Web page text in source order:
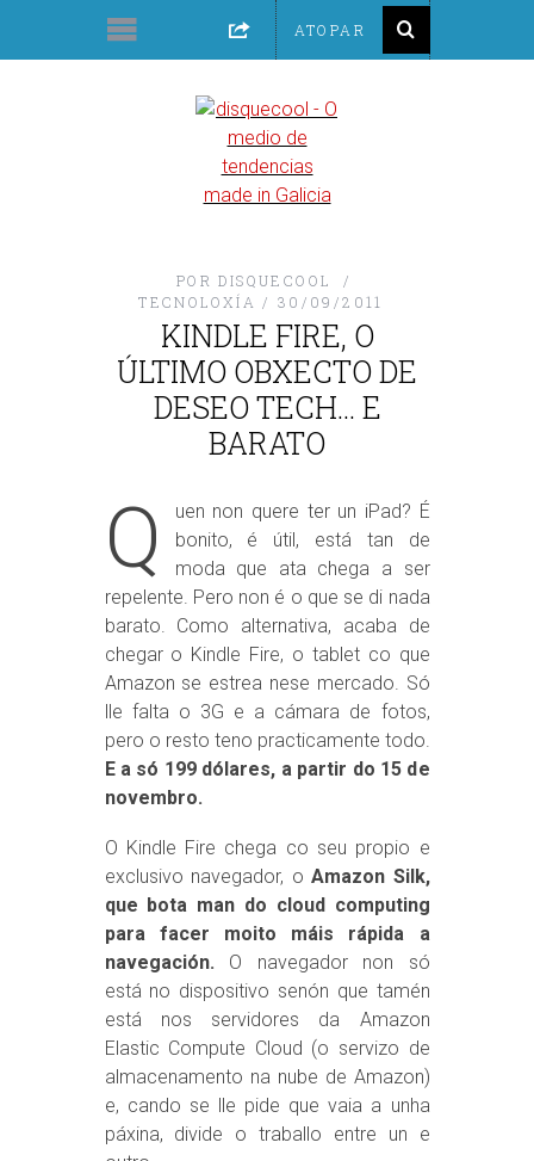
POR DISQUECOOL
TECNOLOXÍA
30/09/2011
KINDLE FIRE, O
ÚLTIMO OBXECTO DE
DESEO TECH… E
BARATO
Q
uen non quere ter un iPad? É
bonito, é útil, está tan de
moda que ata chega a ser
repelente. Pero non é o que se di nada
barato. Como alternativa, acaba de
chegar o Kindle Fire, o tablet co que
Amazon se estrea nese mercado. Só
lle falta o 3G e a cámara de fotos,
pero o resto teno practicamente todo.
E a só 199 dólares, a partir do 15 de
novembro.
O Kindle Fire chega co seu propio e
exclusivo navegador, o Amazon Silk,
que bota man do cloud computing
para facer moito máis rápida a
navegación. O navegador non só
está no dispositivo senón que tamén
está nos servidores da Amazon
Elastic Compute Cloud (o servizo de
almacenamento na nube de Amazon)
e, cando se lle pide que vaia a unha
páxina, divide o traballo entre un e